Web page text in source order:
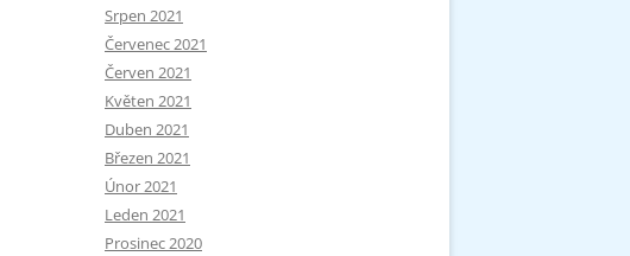
Srpen 2021
Červenec 2021
Červen 2021
Květen 2021
Duben 2021
Březen 2021
Únor 2021
Leden 2021
Prosinec 2020